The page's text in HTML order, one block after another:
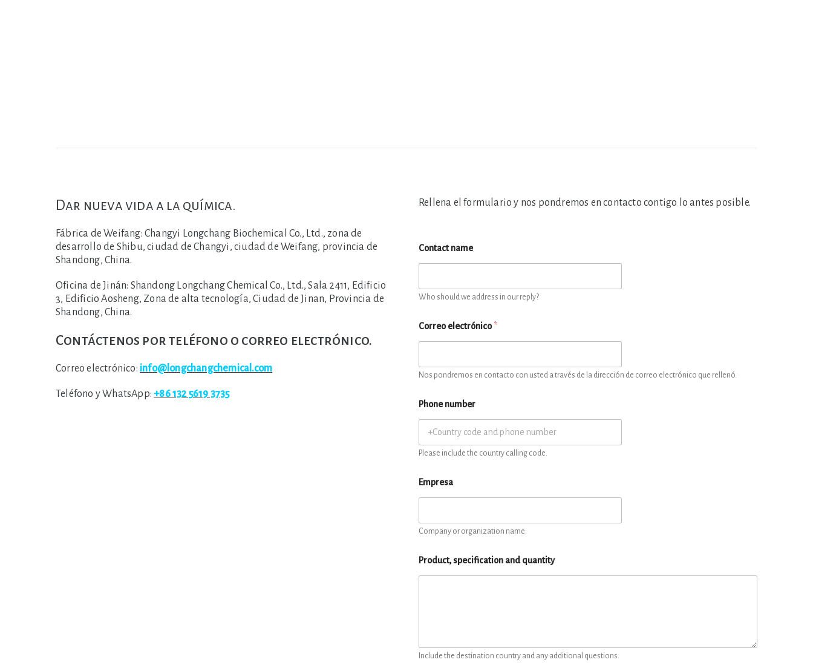
Dar nueva vida a la química.
Fábrica de Weifang: Changyi Longchang Biochemical Co., Ltd., zona de
desarrollo de Shibu, ciudad de Changyi, ciudad de Weifang, provincia de
Shandong, China.
Oficina de Jinán: Shandong Longchang Chemical Co., Ltd., Sala 2411, Edificio
3, Edificio Aosheng, Zona de alta tecnología, Ciudad de Jinan, Provincia de
Shandong, China.
Contáctenos por teléfono o correo electrónico.
Correo electrónico: info@longchangchemical.com
Teléfono y WhatsApp:+86 132 5619 3735
Rellena el formulario y nos pondremos en contacto contigo lo antes posible.
Contact name
Who should we address in our reply?
Correo electrónico*
Nos pondremos en contacto con usted a través de la dirección de correo electrónico que rellenó.
Phone number
Please include the country calling code.
Empresa
Company or organization name.
Product, specification and quantity
Include the destination country and any additional questions.